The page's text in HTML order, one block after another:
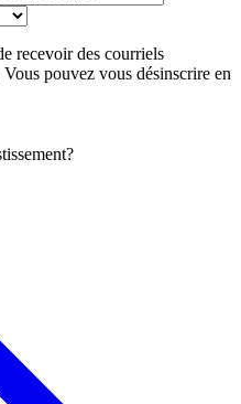
recevoir des courriels
pouvez vous désinscrire en